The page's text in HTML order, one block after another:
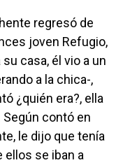
regresó de
joven Refugio,
casa, él vio a un
a la chica-,
¿quién era?, ella
contó en
le dijo que tenía
ellos se iban a